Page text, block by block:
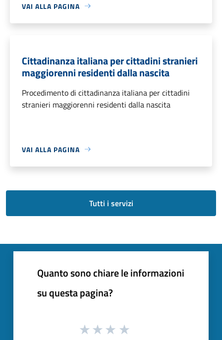
VAI ALLA PAGINA
Cittadinanza italiana per cittadini stranieri
maggiorenni residenti dalla nascita
Procedimento di cittadinanza italiana per cittadini
stranieri maggiorenni residenti dalla nascita
VAI ALLA PAGINA
Tutti i servizi
Quanto sono chiare le informazioni
su questa pagina?